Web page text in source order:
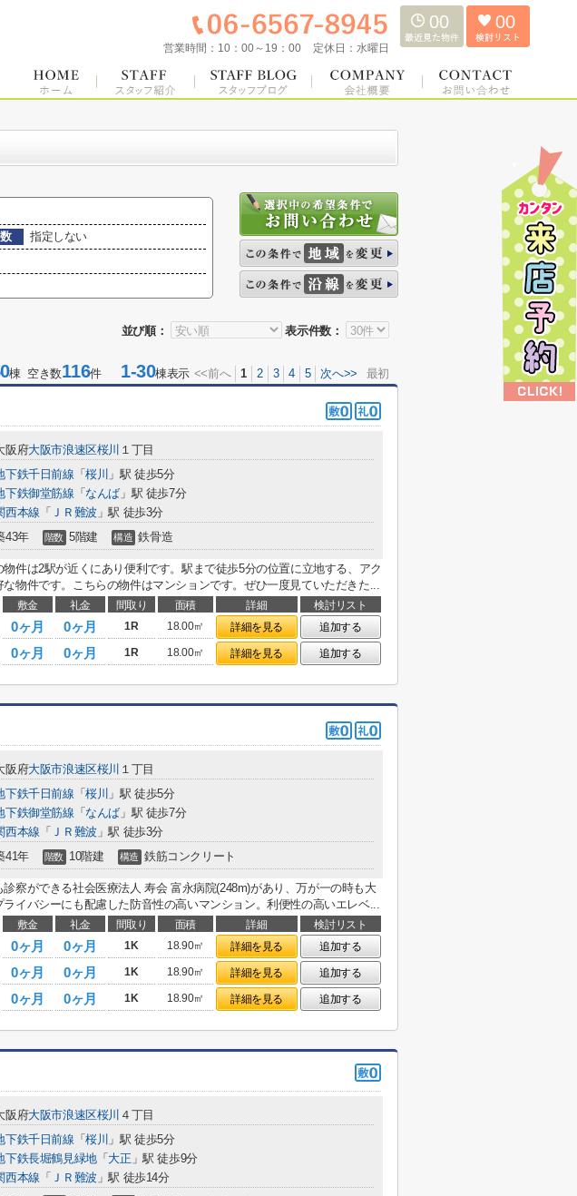
営業時間： 10：00～19：00 定休日： 水曜日
00 00
指定しない
並び順： 表示件数：
棟 空き数116件1-30棟表示 <<前へ 1 2 3 4 5 次へ>> 最初
阪府大阪市浪速区桜川 １丁目
下鉄千日前線 「桜川 」駅 徒歩5分
下鉄御堂筋線 「 なんば 」駅 徒歩7分
西本線 「 ＪＲ難波 」駅 徒歩3分
43年 階数 5階建 構造 鉄骨造
物件は2駅が近くにあり便利です。駅まで徒歩5分の位置に立地する、アク
な物件です。こちらの物件はマンションです。ぜひ一度見ていただきた...
敷金 礼金 間取り 面積 詳細
検討リスト
0ヶ月 0ヶ月 1R 18.00㎡ 詳細を見る
追加する
0ヶ月 0ヶ月 1R 18.00㎡ 詳細を見る 追加する
阪府大阪市浪速区桜川 １丁目
下鉄千日前線 「桜川 」駅 徒歩5分
下鉄御堂筋線 「 なんば 」駅 徒歩7分
西本線 「 ＪＲ難波 」駅 徒歩3分
41年 階数 10階建 構造 鉄筋コンクリート
診察ができる社会医療法人 寿会 富永病院(248m)があり、万が一の時も大
ライバシーにも配慮した防音性の高いマンション。利便性の高いエレベ...
敷金 礼金 間取り 面積 詳細
検討リスト
0ヶ月 0ヶ月 1K 18.90㎡ 詳細を見る
追加する
0ヶ月 0ヶ月 1K 18.90㎡ 詳細を見る
追加する
0ヶ月 0ヶ月 1K 18.90㎡ 詳細を見る 追加する
阪府大阪市浪速区桜川 ４丁目
下鉄千日前線 「桜川 」駅 徒歩5分
下鉄長堀鶴見緑地「 大正 」駅 徒歩9分
西本線 「 ＪＲ難波 」駅 徒歩14分